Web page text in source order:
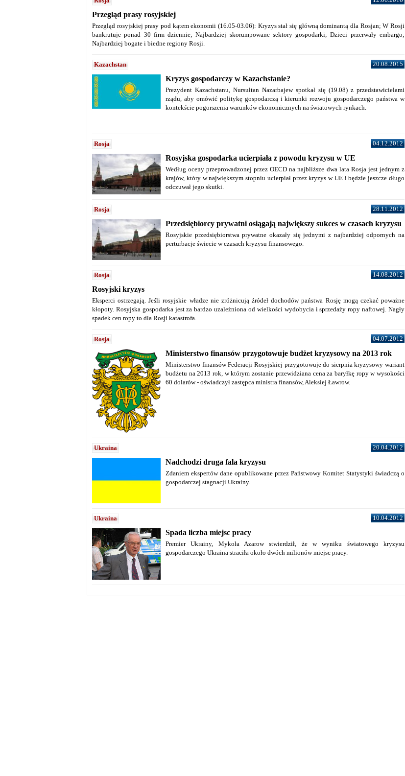
Przegląd prasy rosyjskiej
Przegląd rosyjskiej prasy pod kątem ekonomii (16.05-03.06): Kryzys stał się główną dominantą dla Rosjan; W Rosji
bankrutuje ponad 30 firm dziennie; Najbardziej skorumpowane sektory gospodarki; Dzieci przerwały embargo;
Najbardziej bogate i biedne regiony Rosji.
Kazachstan 20.08.2015
Kryzys gospodarczy w Kazachstanie?
Prezydent Kazachstanu, Nursułtan Nazarbajew spotkał się (19.08) z przedstawicielami
rządu, aby omówić politykę gospodarczą i kierunki rozwoju gospodarczego państwa w
kontekście pogorszenia warunków ekonomicznych na światowych rynkach.
Rosja 04.12.2012
Rosyjska gospodarka ucierpiała z powodu kryzysu w UE
Według oceny przeprowadzonej przez OECD na najbliższe dwa lata Rosja jest jednym z
krajów, który w największym stopniu ucierpiał przez kryzys w UE i będzie jeszcze długo
odczuwał jego skutki.
Rosja 28.11.2012
Przedsiębiorcy prywatni osiągają największy sukces w czasach kryzysu
Rosyjskie przedsiębiorstwa prywatne okazały się jednymi z najbardziej odpornych na
perturbacje świecie w czasach kryzysu finansowego.
Rosja 14.08.2012
Rosyjski kryzys
Eksperci ostrzegają. Jeśli rosyjskie władze nie zróżnicują źródeł dochodów państwa Rosję mogą czekać poważne
kłopoty. Rosyjska gospodarka jest za bardzo uzależniona od wielkości wydobycia i sprzedaży ropy naftowej. Nagły
spadek cen ropy to dla Rosji katastrofa.
Rosja 04.07.2012
Ministerstwo finansów przygotowuje budżet kryzysowy na 2013 rok
Ministerstwo finansów Federacji Rosyjskiej przygotowuje do sierpnia kryzysowy wariant
budżetu na 2013 rok, w którym zostanie przewidziana cena za baryłkę ropy w wysokości
60 dolarów - oświadczył zastępca ministra finansów, Aleksiej Ławrow.
Ukraina 20.04.2012
Nadchodzi druga fala kryzysu
Zdaniem ekspertów dane opublikowane przez Państwowy Komitet Statystyki świadczą o
gospodarczej stagnacji Ukrainy.
Ukraina 10.04.2012
Spada liczba miejsc pracy
Premier Ukrainy, Mykoła Azarow stwierdził, że w wyniku światowego kryzysu
gospodarczego Ukraina straciła około dwóch milionów miejsc pracy.